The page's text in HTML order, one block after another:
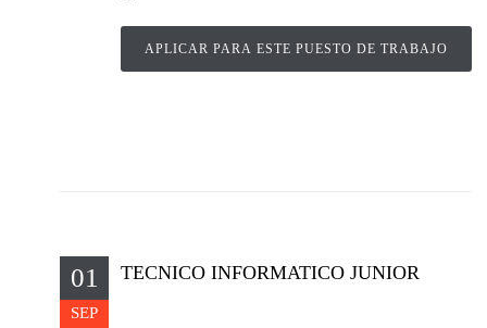
01
SEP
TECNICO INFORMATICO JUNIOR